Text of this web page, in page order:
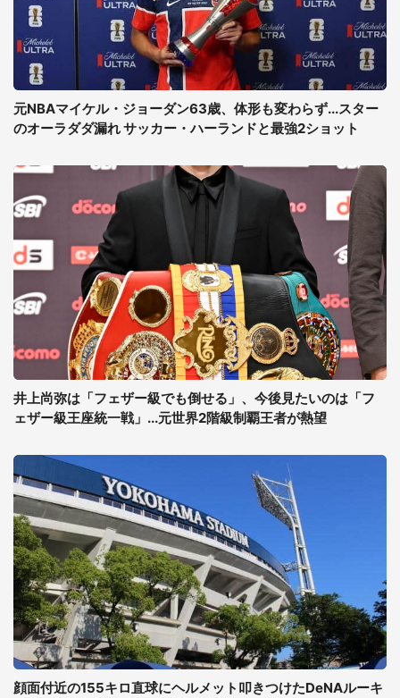
元NBAマイケル・ジョーダン63歳、体形も変わらず...スター
のオーラダダ漏れ サッカー・ハーランドと最強2ショット
井上尚弥は「フェザー級でも倒せる」、今後見たいのは「フ
ェザー級王座統一戦」...元世界2階級制覇王者が熱望
顔面付近の155キロ直球にヘルメット叩きつけたDeNAルーキ